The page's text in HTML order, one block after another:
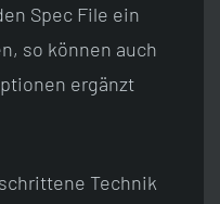
Spec File ein
so können auch
ergänzt
Technik